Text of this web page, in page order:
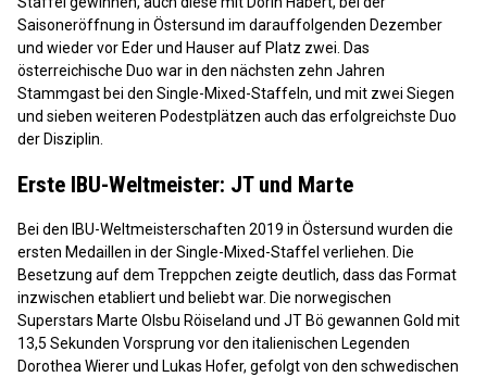
Saisoneröffnung in Östersund im darauffolgenden Dezember
und wieder vor Eder und Hauser auf Platz zwei. Das
österreichische Duo war in den nächsten zehn Jahren
Stammgast bei den Single-Mixed-Staffeln, und mit zwei Siegen
und sieben weiteren Podestplätzen auch das erfolgreichste Duo
der Disziplin.
Erste IBU-Weltmeister: JT und Marte
Bei den IBU-Weltmeisterschaften 2019 in Östersund wurden die
ersten Medaillen in der Single-Mixed-Staffel verliehen. Die
Besetzung auf dem Treppchen zeigte deutlich, dass das Format
inzwischen etabliert und beliebt war. Die norwegischen
Superstars Marte Olsbu Röiseland und JT Bö gewannen Gold mit
13,5 Sekunden Vorsprung vor den italienischen Legenden
Dorothea Wierer und Lukas Hofer, gefolgt von den schwedischen